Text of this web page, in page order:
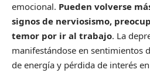
emocional. Pueden volverse
signos de nerviosismo,
temor por ir al trabajo. La
manifestándose en sentimientos
de energía y pérdida de interés